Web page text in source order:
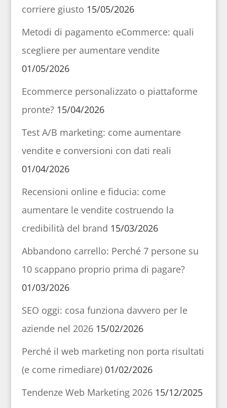
corriere giusto 15/05/2026
Metodi di pagamento eCommerce: quali
scegliere per aumentare vendite
01/05/2026
Ecommerce personalizzato o piattaforme
pronte? 15/04/2026
Test A/B marketing: come aumentare
vendite e conversioni con dati reali
01/04/2026
Recensioni online e fiducia: come
aumentare le vendite costruendo la
credibilità del brand 15/03/2026
Abbandono carrello: Perché 7 persone su
10 scappano proprio prima di pagare?
01/03/2026
SEO oggi: cosa funziona davvero per le
aziende nel 2026 15/02/2026
Perché il web marketing non porta risultati
(e come rimediare) 01/02/2026
Tendenze Web Marketing 2026 15/12/2025